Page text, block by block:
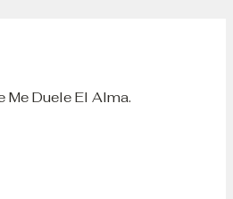
Me Duele El Alma.